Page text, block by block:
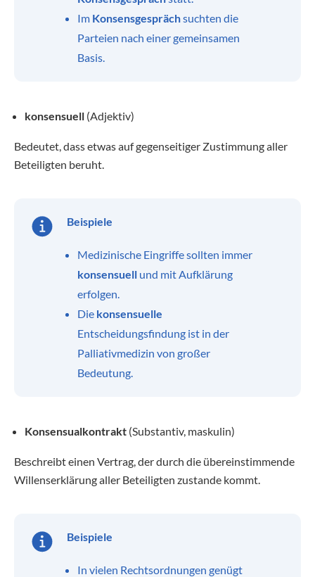
Im Konsensgesprächsuchten die
Parteien nach einer gemeinsamen
Basis.
konsensuell (Adjektiv)
Bedeutet, dass etwas auf gegenseitiger Zustimmung aller
Beteiligten beruht.
Beispiele
Medizinische Eingriffe sollten immer
konsensuell und mit Aufklärung
erfolgen.
Die konsensuelle
Entscheidungsfindung ist in der
Palliativmedizin von großer
Bedeutung.
Konsensualkontrakt (Substantiv, maskulin)
Beschreibt einen Vertrag, der durch die übereinstimmende
Willenserklärung aller Beteiligten zustande kommt.
Beispiele
In vielen Rechtsordnungen genügt